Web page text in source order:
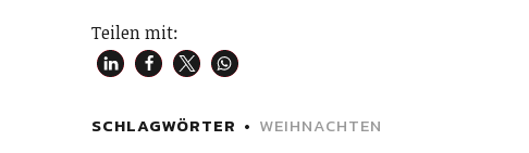
Teilen mit:
SCHLAGWÖRTER WEIHNACHTEN